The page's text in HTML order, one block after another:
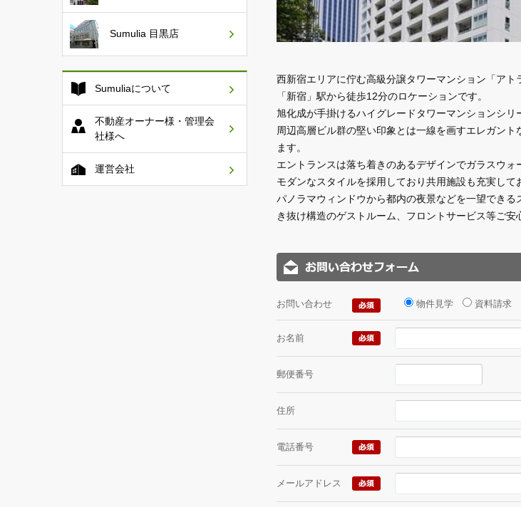
西新宿エリアに佇む高級分譲タワーマンション「アト
「新宿」駅から徒歩12分のロケーションです。
旭化成が手掛けるハイグレードタワーマンションシリ
周辺高層ビル群の堅い印象とは一線を画すエレガント
ます。
エントランスは落ち着きのあるデザインでガラスウォ
モダンなスタイルを採用しており共用施設も充実して
パノラマウィンドウから都内の夜景などを一望できる
き抜け構造のゲストルーム、フロントサービス等ご安
お問い合わせ 物件見学 資料請求
お名前
郵便番号
住所
電話番号
メールアドレス
Sumulia 目黒店
Sumuliaについて
不動産オーナー様・管理会
社様へ
運営会社